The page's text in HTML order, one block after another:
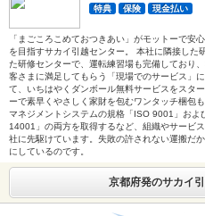
特典 保険 現金払い
「まごころこめておつきあい」がモットーで安
を目指すサカイ引越センター。 本社に隣接した
た研修センターで、運転練習場も完備しており
客さまに満足してもらう「現場でのサービス」
て、いちはやくダンボール無料サービスをスタ
ーで素早くやさしく家財を包むワンタッチ梱包
マネジメントシステムの規格「ISO 9001」お
14001」の両方を取得するなど、組織やサービ
社に先駆けています。失敗の許されない運搬だ
にしているのです。
京都府発のサカイ